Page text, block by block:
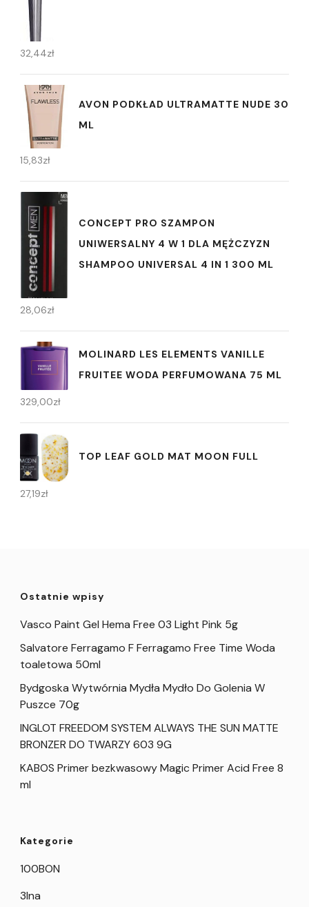
32,44zł
AVON PODKŁAD ULTRAMATTE NUDE 30
ML
15,83zł
CONCEPT PRO SZAMPON
UNIWERSALNY 4 W 1 DLA MĘŻCZYZN
SHAMPOO UNIVERSAL 4 IN 1 300 ML
28,06zł
MOLINARD LES ELEMENTS VANILLE
FRUITEE WODA PERFUMOWANA 75 ML
329,00zł
TOP LEAF GOLD MAT MOON FULL
27,19zł
Ostatnie wpisy
Vasco Paint Gel Hema Free 03 Light Pink 5g
Salvatore Ferragamo F Ferragamo Free Time Woda
toaletowa 50ml
Bydgoska Wytwórnia Mydła Mydło Do Golenia W
Puszce 70g
INGLOT FREEDOM SYSTEM ALWAYS THE SUN MATTE
BRONZER DO TWARZY 603 9G
KABOS Primer bezkwasowy Magic Primer Acid Free 8
ml
Kategorie
100BON
3Ina